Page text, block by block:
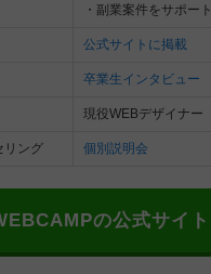
・副業案件をサポート
公式サイトに掲載
卒業生インタビュー
現役WEBデザイナー
リング 個別説明会
の公式サイト